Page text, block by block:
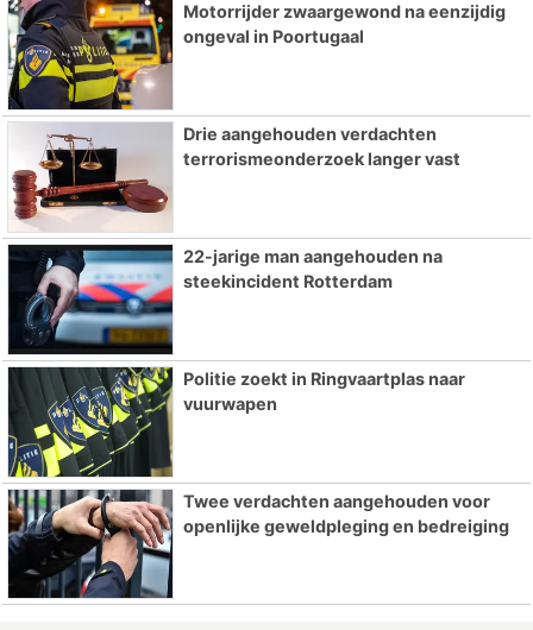
Motorrijder zwaargewond na eenzijdig
ongeval in Poortugaal
Drie aangehouden verdachten
terrorismeonderzoek langer vast
22-jarige man aangehouden na
steekincident Rotterdam
Politie zoekt in Ringvaartplas naar
vuurwapen
Twee verdachten aangehouden voor
openlijke geweldpleging en bedreiging